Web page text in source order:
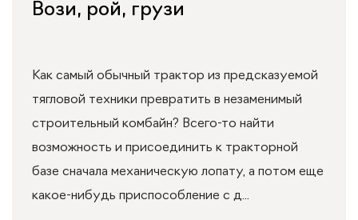
Вози, рой, грузи
Как самый обычный трактор из предсказуемой
тягловой техники превратить в незаменимый
строительный комбайн? Всего-то найти
возможность и присоединить к тракторной
базе сначала механическую лопату, а потом еще
какое-нибудь приспособление с д...